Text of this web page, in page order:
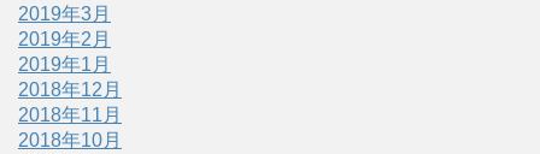
2019年3月
2019年2月
2019年1月
2018年12月
2018年11月
2018年10月